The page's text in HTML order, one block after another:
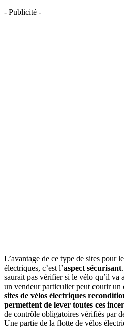
- Publicité -
L’avantage de ce type de sites pour
électriques, c’est l’aspect sécurisant
saurait pas vérifier si le vélo qu’il va
un vendeur particulier peut courir un
sites de vélos électriques
permettent de lever toutes ces
de contrôle obligatoires vérifiés par
Une partie de la flotte de vélos